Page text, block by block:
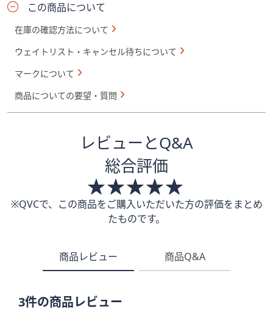
この商品について
在庫の確認方法について
ウェイトリスト・キャンセル待ちについて
マークについて
商品についての要望・質問
レビューとQ&A
総合評価
※QVCで、この商品をご購入いただいた方の評価をまとめ
たものです。
商品レビュー 商品Q&A
3件の商品レビュー